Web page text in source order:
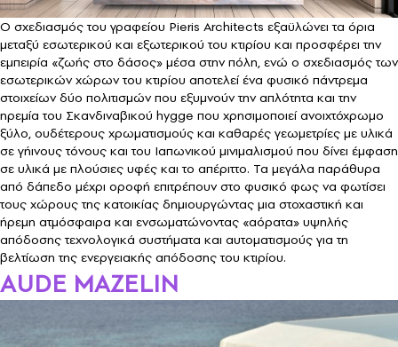
Ο σχεδιασμός του γραφείου Pieris Architects εξαϋλώνει τα όρια
μεταξύ εσωτερικού και εξωτερικού του κτιρίου και προσφέρει την
εμπειρία «ζωής στο δάσος» μέσα στην πόλη, ενώ ο σχεδιασμός των
εσωτερικών χώρων του κτιρίου αποτελεί ένα φυσικό πάντρεμα
στοιχείων δύο πολιτισμών που εξυμνούν την απλότητα και την
ηρεμία του Σκανδιναβικού hygge που χρησιμοποιεί ανοιχτόχρωμο
ξύλο, ουδέτερους χρωματισμούς και καθαρές γεωμετρίες με υλικά
σε γήινους τόνους και του Ιαπωνικού μινιμαλισμού που δίνει έμφαση
σε υλικά με πλούσιες υφές και το απέριττο. Τα μεγάλα παράθυρα
από δάπεδο μέχρι οροφή επιτρέπουν στο φυσικό φως να φωτίσει
τους χώρους της κατοικίας δημιουργώντας μια στοχαστική και
ήρεμη ατμόσφαιρα και ενσωματώνοντας «αόρατα» υψηλής
απόδοσης τεχνολογικά συστήματα και αυτοματισμούς για τη
βελτίωση της ενεργειακής απόδοσης του κτιρίου.
AUDE MAZELIN